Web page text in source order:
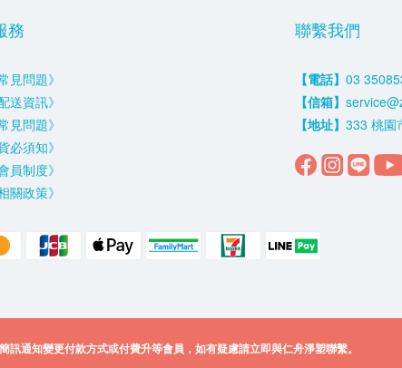
務
見問題》
送資訊》
見問題》
必須知》
員制度》
關政策》
聯繫我們
【電話】 03
【信箱】
【地址】 333 桃園
訊通知變更付款方式或付費升等會員，如有疑慮請立即與仁舟淨塑聯繫。